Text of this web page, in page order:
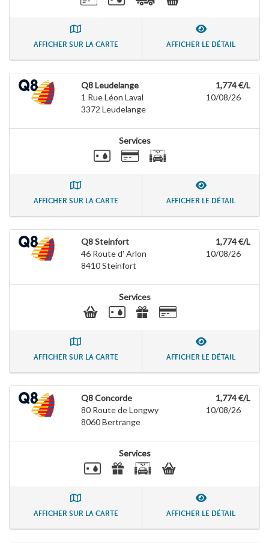
AFFICHER SUR LA CARTE AFFICHER LE DÉTAIL
Q8 Leudelange
1 Rue Léon Laval
3372 Leudelange
1,774 €/L
10/08/26
Services
AFFICHER SUR LA CARTE AFFICHER LE DÉTAIL
Q8 Steinfort
46 Route d' Arlon
8410Steinfort
1,774 €/L
10/08/26
Services
AFFICHER SUR LA CARTE AFFICHER LE DÉTAIL
Q8 Concorde
80 Route de Longwy
8060Bertrange
1,774 €/L
10/08/26
Services
AFFICHER SUR LA CARTE AFFICHER LE DÉTAIL